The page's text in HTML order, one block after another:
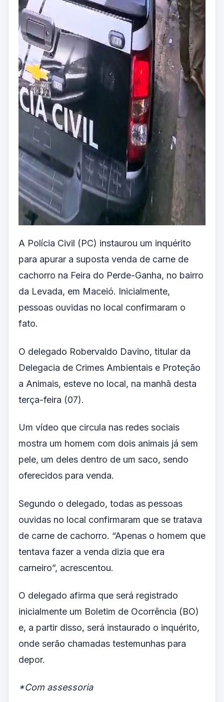
A Polícia Civil (PC) instaurou um inquérito
para apurar a suposta venda de carne de
cachorro na Feira do Perde-Ganha, no bairro
da Levada, em Maceió. Inicialmente,
pessoas ouvidas no local confirmaram o
fato.
O delegado Robervaldo Davino, titular da
Delegacia de Crimes Ambientais e Proteção
a Animais, esteve no local, na manhã desta
terça-feira (07).
Um vídeo que circula nas redes sociais
mostra um homem com dois animais já sem
pele, um deles dentro de um saco, sendo
oferecidos para venda.
Segundo o delegado, todas as pessoas
ouvidas no local confirmaram que se tratava
de carne de cachorro. “Apenas o homem que
tentava fazer a venda dizia que era
carneiro”, acrescentou.
O delegado afirma que será registrado
inicialmente um Boletim de Ocorrência (BO)
e, a partir disso, será instaurado o inquérito,
onde serão chamadas testemunhas para
depor.
*Com assessoria